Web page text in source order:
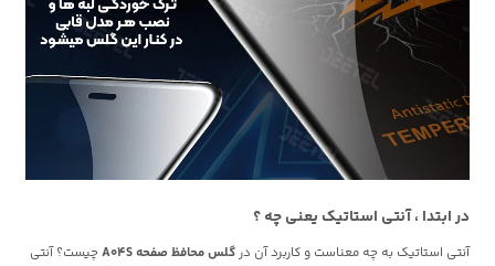
در ابتدا ، آنتی استاتیک یعنی چه ؟
آنتی استاتیک به چه معناست و کاربرد آن درگلس محافظ صفحه A04S
چیست؟ آنتی